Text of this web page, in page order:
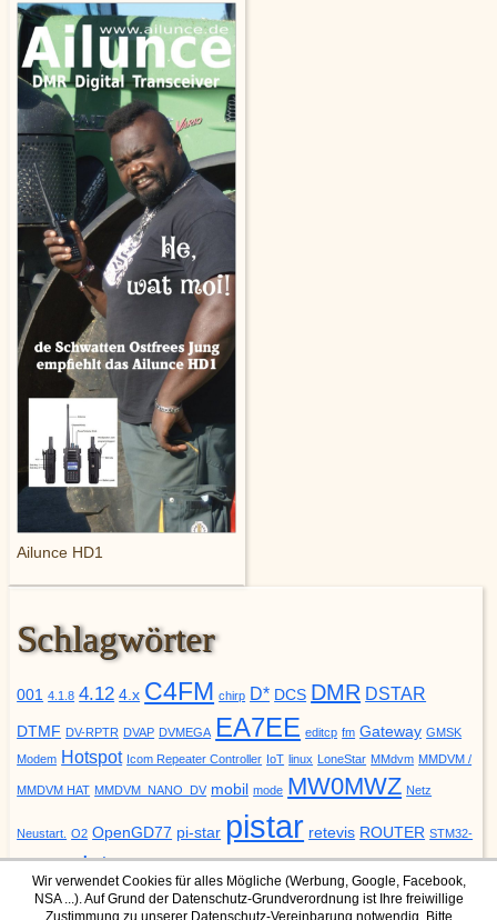
Ailunce HD1
Schlagwörter
001 4.1.8 4.12 4.x C4FM chirp D* DCS DMR DSTAR
DTMF DV-RPTR DVAP DVMEGA EA7EE editcp fm Gateway GMSK
Modem Hotspot Icom Repeater Controller IoT linux LoneStar MMdvm MMDVM /
MMDVM HAT MMDVM_NANO_DV mobil mode MW0MWZ Netz
Neustart. O2 OpenGD77 pi-star pistar retevis ROUTER STM32-
update YSF
Wir verwendet Cookies für alles Mögliche (Werbung, Google, Facebook,
NSA ...). Auf Grund der Datenschutz-Grundverordnung ist Ihre freiwillige
Zustimmung zu unserer Datenschutz-Vereinbarung notwendig. Bitte